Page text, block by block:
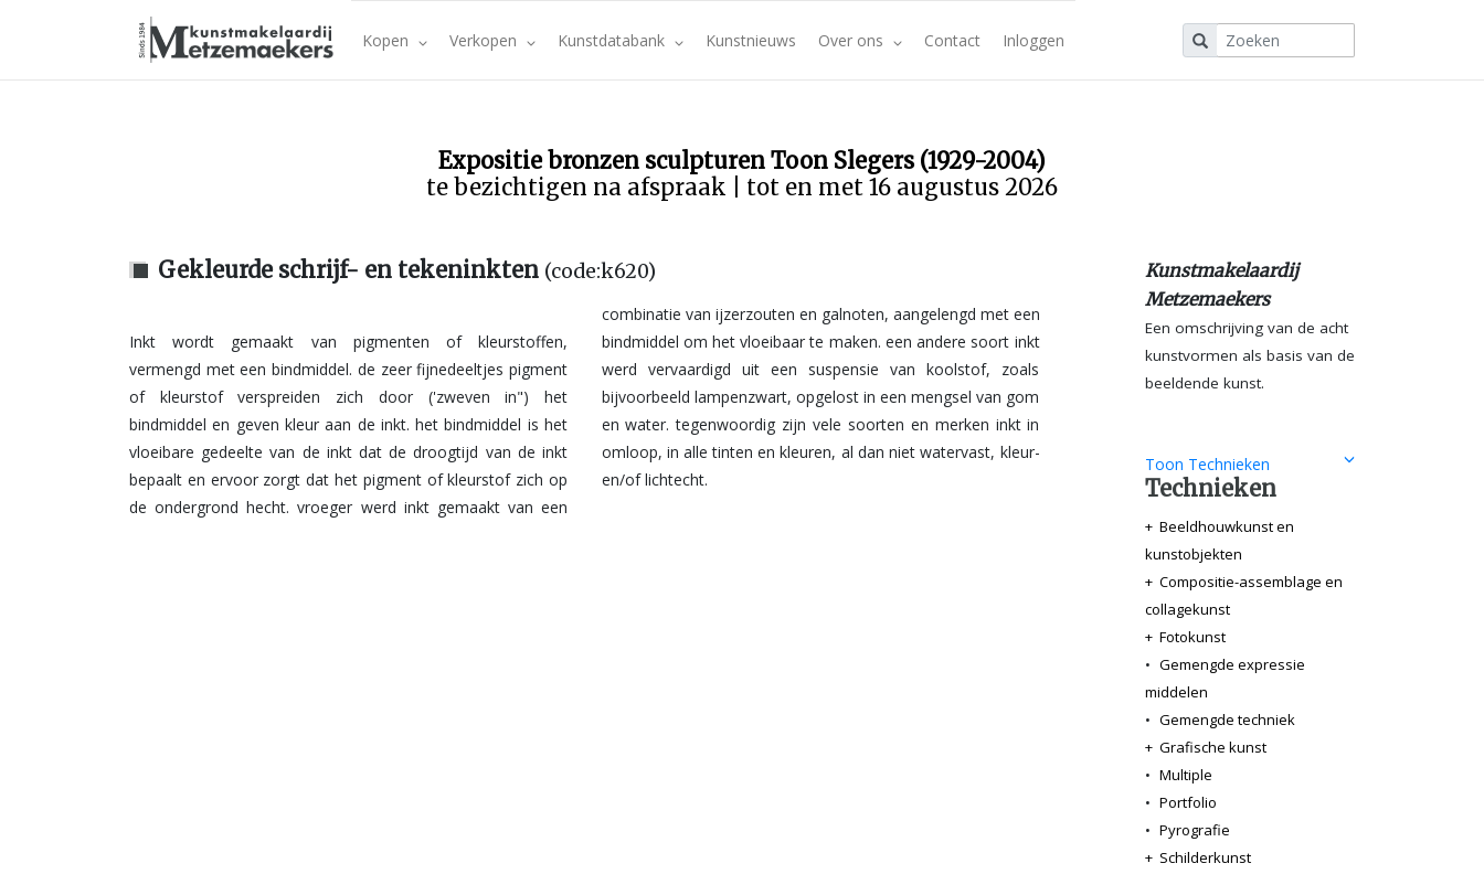
Kopen Verkopen Kunstdatabank Kunstnieuws Over ons Contact Inloggen
Expositie bronzen sculpturen Toon Slegers (1929-2004)
te bezichtigen na afspraak | tot en met 16 augustus 2026
Kunstmakelaardij
Metzemaekers
Een omschrijving van de acht
kunstvormen als basis van de
beeldende kunst.
Toon Technieken
Technieken
+ Beeldhouwkunst en
kunstobjekten
+ Compositie-assemblage en
collagekunst
+ Fotokunst
• Gemengde expressie
middelen
• Gemengde techniek
+ Grafische kunst
• Multiple
• Portfolio
• Pyrografie
+ Schilderkunst
Gekleurde schrijf- en tekeninkten (code:k620)
Inkt wordt gemaakt van pigmenten of kleurstoffen,
vermengd met een bindmiddel. de zeer fijnedeeltjes pigment
of kleurstof verspreiden zich door ('zweven in") het
bindmiddel en geven kleur aan de inkt. het bindmiddel is het
vloeibare gedeelte van de inkt dat de droogtijd van de inkt
bepaalt en ervoor zorgt dat het pigment of kleurstof zich op
de ondergrond hecht. vroeger werd inkt gemaakt van een
combinatie van ijzerzouten en galnoten, aangelengd met een
bindmiddel om het vloeibaar te maken. een andere soort inkt
werd vervaardigd uit een suspensie van koolstof, zoals
bijvoorbeeld lampenzwart, opgelost in een mengsel van gom
en water. tegenwoordig zijn vele soorten en merken inkt in
omloop, in alle tinten en kleuren, al dan niet watervast, kleur-
en/of lichtecht.